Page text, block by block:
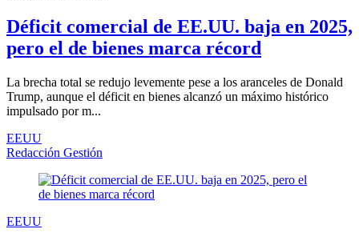
Déficit comercial de EE.UU. baja en 2025,
pero el de bienes marca récord
La brecha total se redujo levemente pese a los aranceles de Donald
Trump, aunque el déficit en bienes alcanzó un máximo histórico
impulsado por m...
EEUU
Redacción Gestión
EEUU